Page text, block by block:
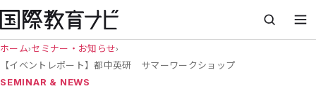
ホーム›セミナー・お知らせ›
【イベントレポート】都中英研 サマーワークショップ
SEMINAR & NEWS